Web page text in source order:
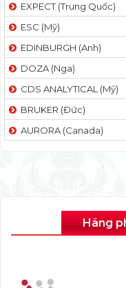
EXPECT (Trung Quốc)
ESC (Mỹ)
EDINBURGH (Anh)
DOZA (Nga)
CDS ANALYTICAL (Mỹ)
BRUKER (Đức)
AURORA (Canada)
Hãng